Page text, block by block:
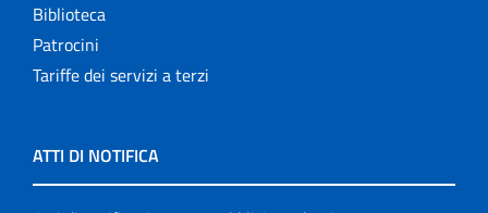
Biblioteca
Patrocini
Tariffe dei servizi a terzi
ATTI DI NOTIFICA